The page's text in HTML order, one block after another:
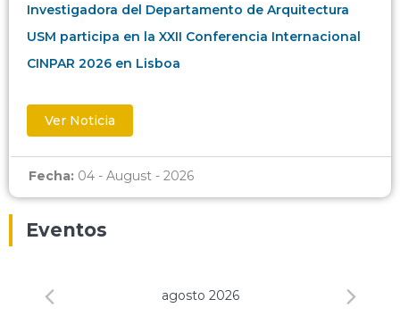
Investigadora del Departamento de Arquitectura
USM participa en la XXII Conferencia Internacional
CINPAR 2026 en Lisboa
Ver Noticia
Fecha: 04 - August - 2026
Eventos
agosto 2026